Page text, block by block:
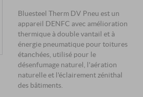
Bluesteel Therm DV Pneu est un
appareil DENFC avec amélioration
thermique à double vantail et à
énergie pneumatique pour toitures
étanchées, utilisé pour le
désenfumage naturel, l'aération
naturelle et l'éclairement zénithal
des bâtiments.